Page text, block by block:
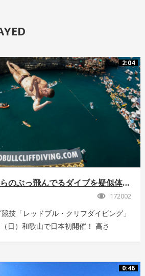
2:04
高さ28mからのぶっ飛んでるダイブを疑似体験！
172002
技「レッドブル・クリフダイビング」
日）和歌山で日本初開催！ 高さ
cliff-diving
0:46